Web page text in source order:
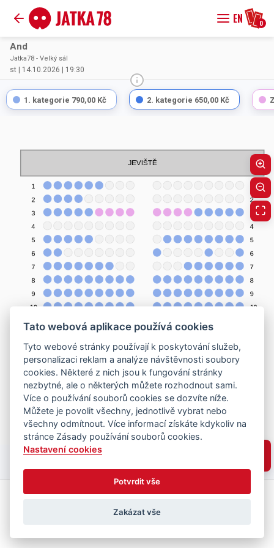
EN 0
And
Jatka78 - Velký sál
st | 14.10.2026 | 19:30
1. kategorie 790,00 Kč 2. kategorie 650,00 Kč
Vyberte místa
Tato webová aplikace používá cookies
Tyto webové stránky používají k poskytování služeb,
personalizaci reklam a analýze návštěvnosti soubory
cookies. Některé z nich jsou k fungování stránky
nezbytné, ale o některých můžete rozhodnout sami.
Více o používání souborů cookies se dozvíte níže.
Můžete je povolit všechny, jednotlivě vybrat nebo
všechny odmítnout. Více informací získáte kdykoliv na
stránce Zásady používání souborů cookies.
Nastavení cookies
Potvrdit vše
Zakázat vše